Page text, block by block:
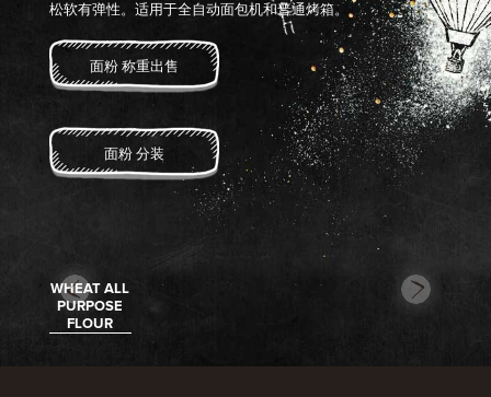
松软有弹性。适用于全自动面包机和普通烤箱。
面粉 称重出售
面粉 分装
WHEAT ALL
PURPOSE
FLOUR